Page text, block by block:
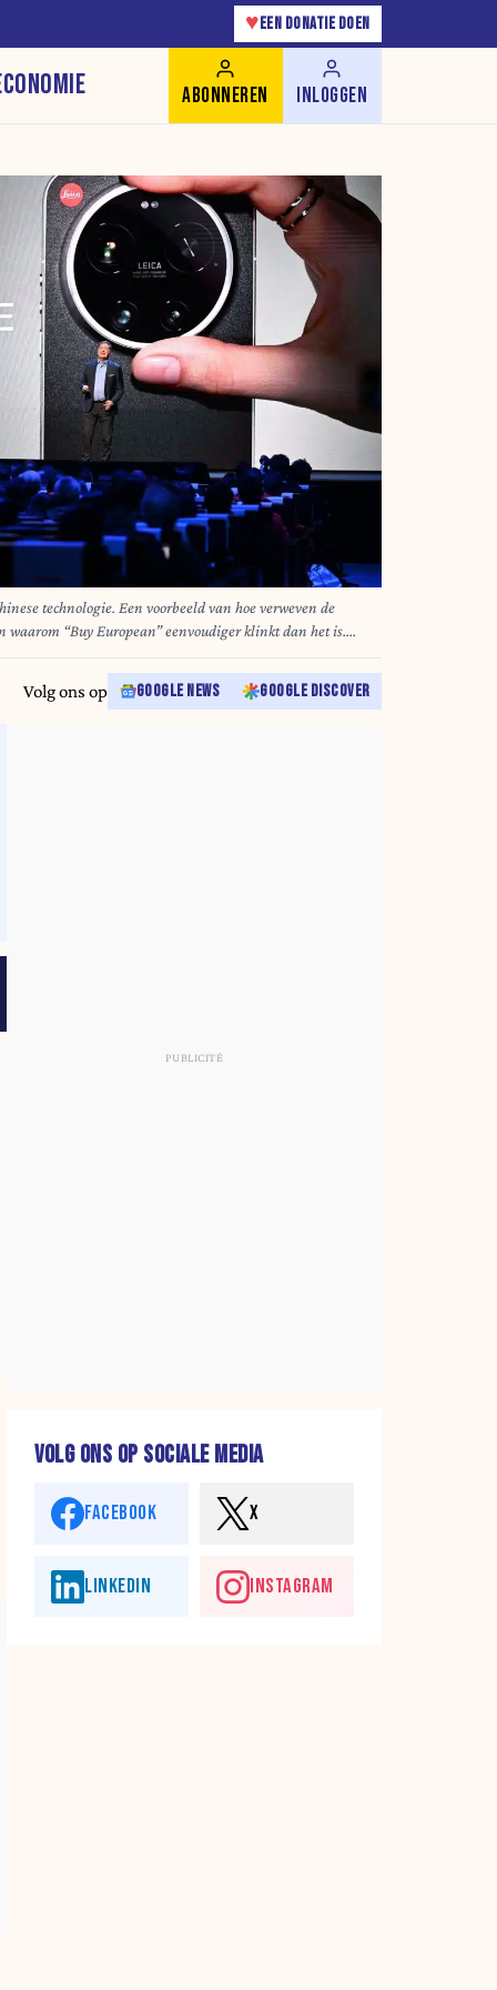
♥ EEN DONATIE DOEN
ABONNEREN INLOGGEN
technologie. Een voorbeeld van hoe verweven de
“Buy European” eenvoudiger klinkt dan het is.
Volg ons op GOOGLE NEWS GOOGLE DISCOVER
VOLG ONS OP SOCIALE MEDIA
FACEBOOK X
LINKEDIN INSTAGRAM